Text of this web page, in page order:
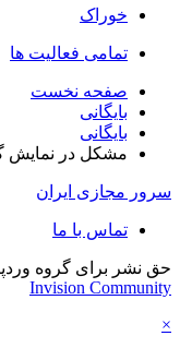
خوراک
تمامی فعالیت ها
صفحه نخست
بایگانی
بایگانی
مشکل در نمایش
سرور مجازی ایران
تماس با ما
حق نشر برای گروه
Invision Community
×